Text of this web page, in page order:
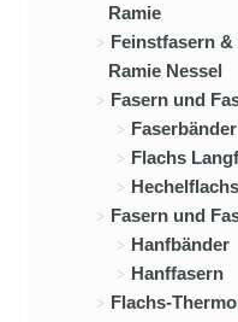
Ramie
Feinstfasern
Ramie Nessel
Fasern und
Flachs
Fasern und
Hanfbänder
Hanffasern
Flachs-